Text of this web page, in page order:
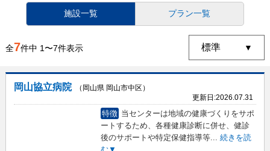
施設一覧 プラン一覧
全7件中 1〜7件表示
岡山協立病院
（岡山県 岡山市中区）
更新日:2026.07.31
特徴 当センターは地域の健康づくりをサポ
ートするため、各種健康診断に併せ、健診
後のサポートや特定保健指導等... 続きを読